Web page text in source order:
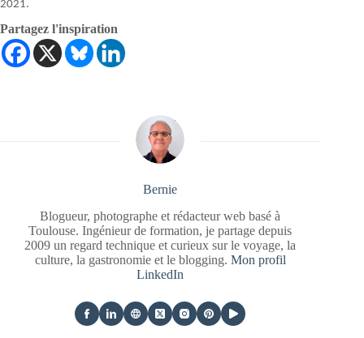
2021.
Partagez l'inspiration
Bernie
Blogueur, photographe et rédacteur web basé à
Toulouse. Ingénieur de formation, je partage depuis
2009 un regard technique et curieux sur le voyage, la
culture, la gastronomie et le blogging. Mon profil
LinkedIn